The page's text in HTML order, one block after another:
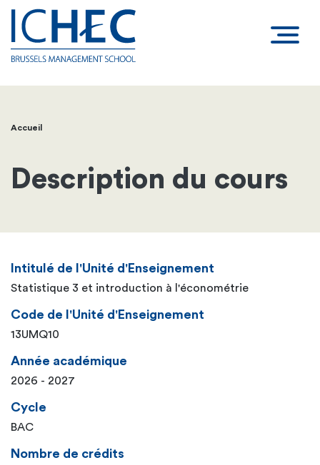
Fil
d'Ariane
Accueil
Description du cours
Intitulé de l'Unité d'Enseignement
Statistique 3 et introduction à l'économétrie
Code de l'Unité d'Enseignement
13UMQ10
Année académique
2026 - 2027
Cycle
BAC
Nombre de crédits